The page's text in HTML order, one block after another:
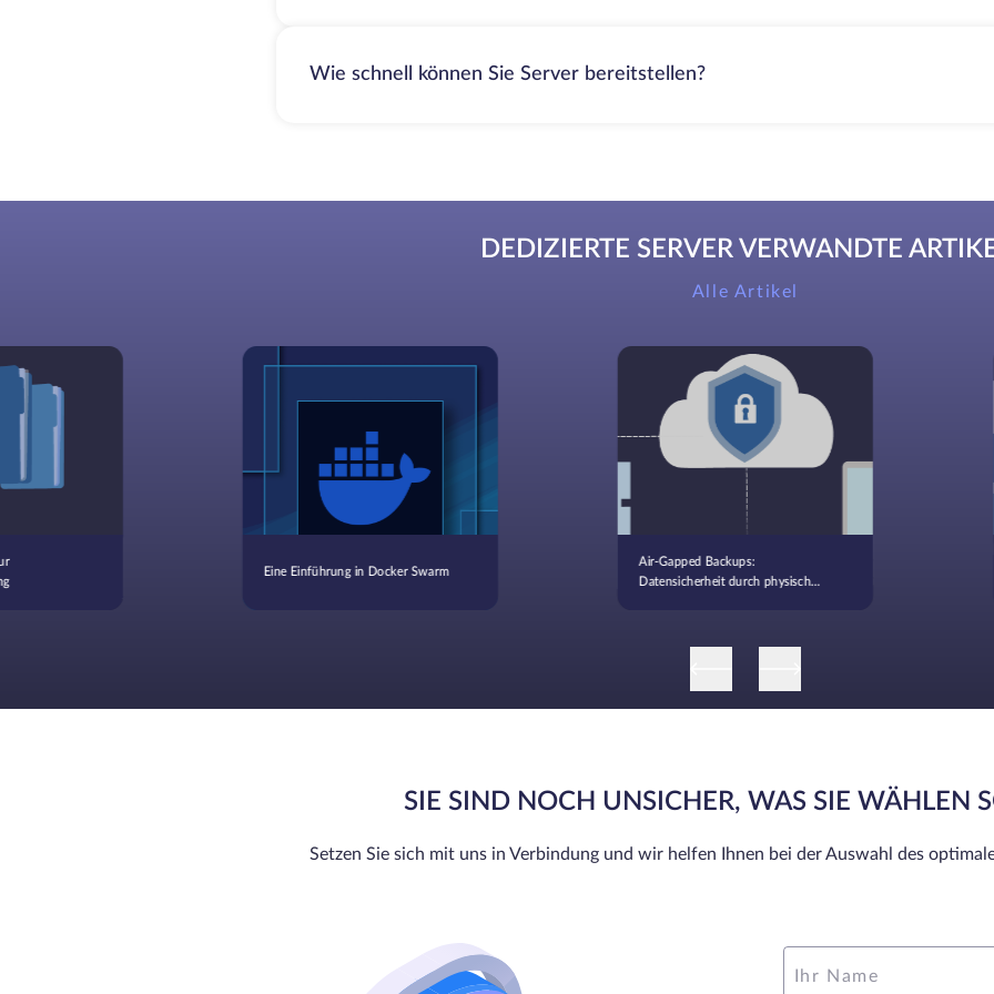
Wie schnell können Sie Server bereitstellen?
DEDIZIERTE SERVER VERWANDTE
Alle Artikel
Eine Einführung in Docker Swarm
Air-Gapped Backups:
Datensicherheit durch physische
SIE SIND NOCH UNSICHER, WAS SIE WÄHLEN
Setzen Sie sich mit uns in Verbindung und wir helfen Ihnen bei der Auswahl des
Ihr Name